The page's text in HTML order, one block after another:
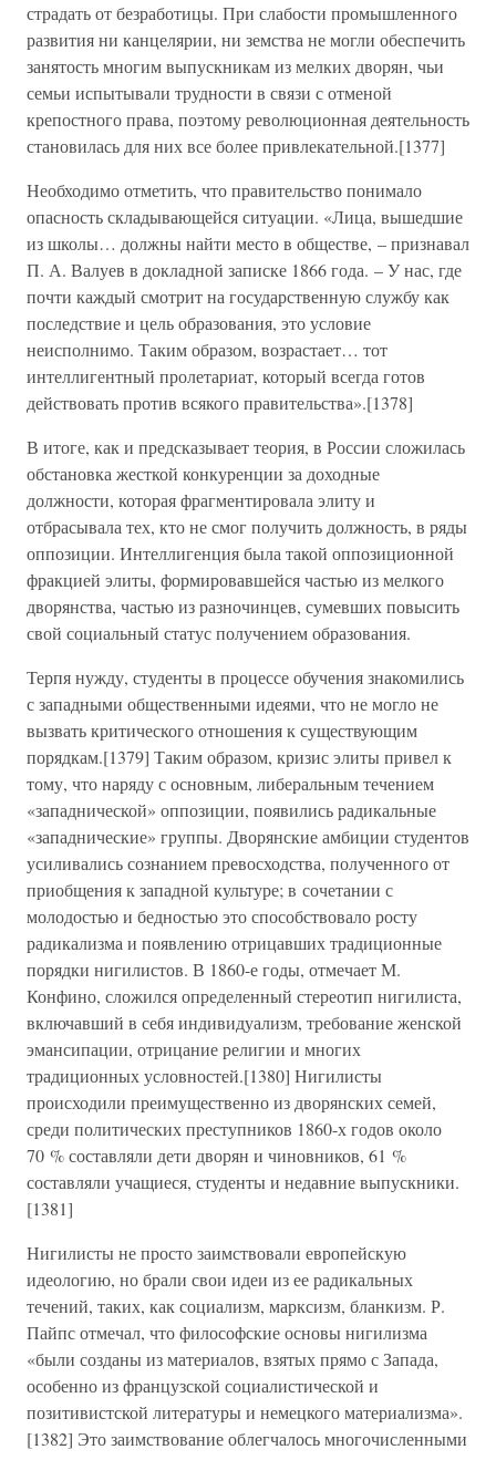
страдать от безработицы. При слабости промышленного
развития ни канцелярии, ни земства не могли обеспечить
занятость многим выпускникам из мелких дворян, чьи
семьи испытывали трудности в связи с отменой
крепостного права, поэтому революционная деятельность
становилась для них все более привлекательной.[1377]
Необходимо отметить, что правительство понимало
опасность складывающейся ситуации. «Лица, вышедшие
из школы… должны найти место в обществе, – признавал
П. А. Валуев в докладной записке 1866 года. – У нас, где
почти каждый смотрит на государственную службу как
последствие и цель образования, это условие
неисполнимо. Таким образом, возрастает… тот
интеллигентный пролетариат, который всегда готов
действовать против всякого правительства».[1378]
В итоге, как и предсказывает теория, в России сложилась
обстановка жесткой конкуренции за доходные
должности, которая фрагментировала элиту и
отбрасывала тех, кто не смог получить должность, в ряды
оппозиции. Интеллигенция была такой оппозиционной
фракцией элиты, формировавшейся частью из мелкого
дворянства, частью из разночинцев, сумевших повысить
свой социальный статус получением образования.
Терпя нужду, студенты в процессе обучения знакомились
с западными общественными идеями, что не могло не
вызвать критического отношения к существующим
порядкам.[1379] Таким образом, кризис элиты привел к
тому, что наряду с основным, либеральным течением
«западнической» оппозиции, появились радикальные
«западнические» группы. Дворянские амбиции студентов
усиливались сознанием превосходства, полученного от
приобщения к западной культуре; в сочетании с
молодостью и бедностью это способствовало росту
радикализма и появлению отрицавших традиционные
порядки нигилистов. В 1860-е годы, отмечает М.
Конфино, сложился определенный стереотип нигилиста,
включавший в себя индивидуализм, требование женской
эмансипации, отрицание религии и многих
традиционных условностей.[1380] Нигилисты
происходили преимущественно из дворянских семей,
среди политических преступников 1860-х годов около
70 % составляли дети дворян и чиновников, 61 %
составляли учащиеся, студенты и недавние выпускники.
[1381]
Нигилисты не просто заимствовали европейскую
идеологию, но брали свои идеи из ее радикальных
течений, таких, как социализм, марксизм, бланкизм. Р.
Пайпс отмечал, что философские основы нигилизма
«были созданы из материалов, взятых прямо с Запада,
особенно из французской социалистической и
позитивистской литературы и немецкого материализма».
[1382] Это заимствование облегчалось многочисленными